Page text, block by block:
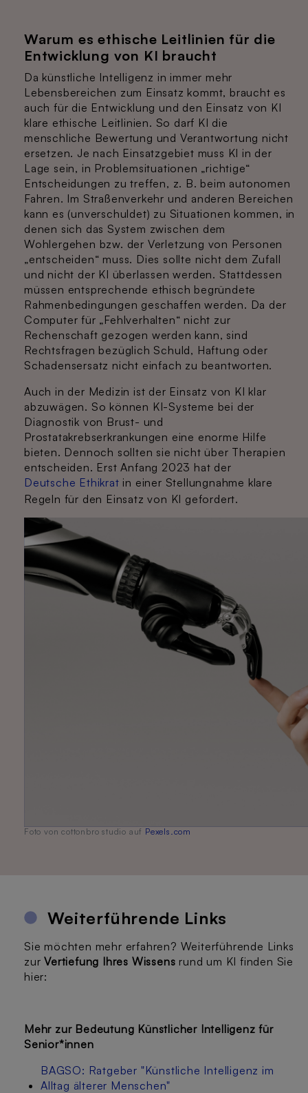
Warum es ethische Leitlinien für die
Entwicklung von KI braucht
Da künstliche Intelligenz in immer mehr
Lebensbereichen zum Einsatz kommt, braucht es
auch für die Entwicklung und den Einsatz von KI
klare ethische Leitlinien. So darf KI die
menschliche Bewertung und Verantwortung nicht
ersetzen. Je nach Einsatzgebiet muss KI in der
Lage sein, in Problemsituationen „richtige“
Entscheidungen zu treffen, z. B. beim autonomen
Fahren. Im Straßenverkehr und anderen Bereichen
kann es (unverschuldet) zu Situationen kommen, in
denen sich das System zwischen dem
Wohlergehen bzw. der Verletzung von Personen
„entscheiden“ muss. Dies sollte nicht dem Zufall
und nicht der KI überlassen werden. Stattdessen
müssen entsprechende ethisch begründete
Rahmenbedingungen geschaffen werden. Da der
Computer für „Fehlverhalten“ nicht zur
Rechenschaft gezogen werden kann, sind
Rechtsfragen bezüglich Schuld, Haftung oder
Schadensersatz nicht einfach zu beantworten.
Auch in der Medizin ist der Einsatz von KI klar
abzuwägen. So können KI-Systeme bei der
Diagnostik von Brust- und
Prostatakrebserkrankungen eine enorme Hilfe
bieten. Dennoch sollten sie nicht über Therapien
entscheiden. Erst Anfang 2023 hat der
Deutsche Ethikrat in einer Stellungnahme klare
Regeln für den Einsatz von KI gefordert.
Foto von cottonbro studio auf Pexels.com
Weiterführende Links
Sie möchten mehr erfahren? Weiterführende Links
zurVertiefung Ihres Wissens rund um KI finden Sie
hier:
Mehr zur Bedeutung Künstlicher Intelligenz für
Senior*innen
BAGSO: Ratgeber "Künstliche Intelligenz im
Alltag älterer Menschen"